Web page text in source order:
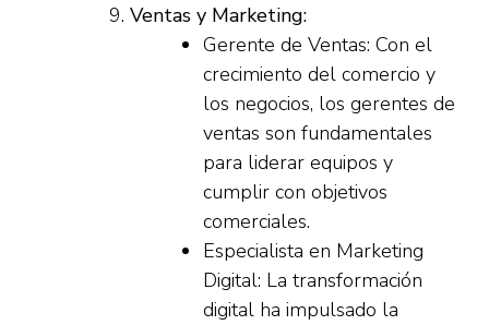
Ventas y Marketing:
Gerente de Ventas: Con el
crecimiento del comercio y
los negocios, los gerentes de
ventas son fundamentales
para liderar equipos y
cumplir con objetivos
comerciales.
Especialista en Marketing
Digital: La transformación
digital ha impulsado la